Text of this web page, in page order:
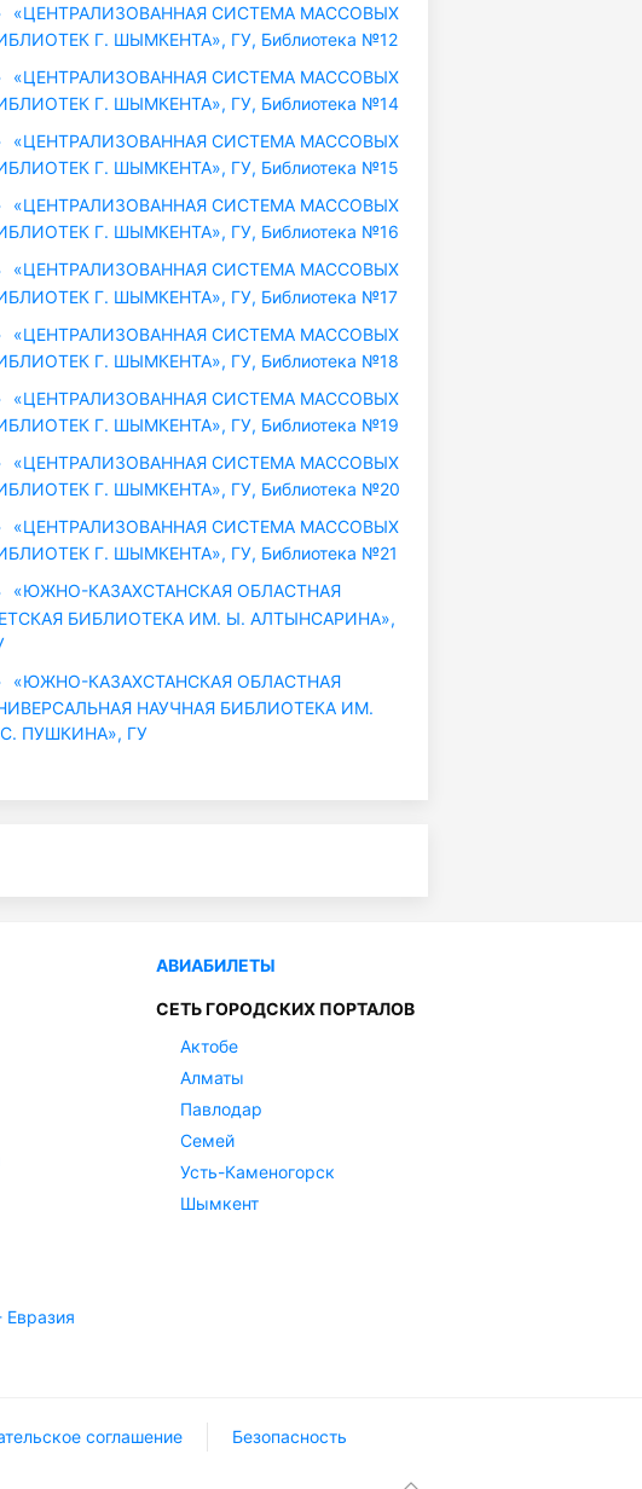
«ЦЕНТРАЛИЗОВАННАЯ СИСТЕМА МАССОВЫХ
Г. ШЫМКЕНТА», ГУ, Библиотека №12
«ЦЕНТРАЛИЗОВАННАЯ СИСТЕМА МАССОВЫХ
Г. ШЫМКЕНТА», ГУ, Библиотека №14
«ЦЕНТРАЛИЗОВАННАЯ СИСТЕМА МАССОВЫХ
Г. ШЫМКЕНТА», ГУ, Библиотека №15
«ЦЕНТРАЛИЗОВАННАЯ СИСТЕМА МАССОВЫХ
Г. ШЫМКЕНТА», ГУ, Библиотека №16
«ЦЕНТРАЛИЗОВАННАЯ СИСТЕМА МАССОВЫХ
Г. ШЫМКЕНТА», ГУ, Библиотека №17
«ЦЕНТРАЛИЗОВАННАЯ СИСТЕМА МАССОВЫХ
Г. ШЫМКЕНТА», ГУ, Библиотека №18
«ЦЕНТРАЛИЗОВАННАЯ СИСТЕМА МАССОВЫХ
Г. ШЫМКЕНТА», ГУ, Библиотека №19
«ЦЕНТРАЛИЗОВАННАЯ СИСТЕМА МАССОВЫХ
Г. ШЫМКЕНТА», ГУ, Библиотека №20
«ЦЕНТРАЛИЗОВАННАЯ СИСТЕМА МАССОВЫХ
Г. ШЫМКЕНТА», ГУ, Библиотека №21
«ЮЖНО-КАЗАХСТАНСКАЯ ОБЛАСТНАЯ
БИБЛИОТЕКА ИМ. Ы. АЛТЫНСАРИНА»,
«ЮЖНО-КАЗАХСТАНСКАЯ ОБЛАСТНАЯ
НАУЧНАЯ БИБЛИОТЕКА ИМ.
ПУШКИНА», ГУ
АВИАБИЛЕТЫ
СЕТЬ ГОРОДСКИХ ПОРТАЛОВ
Актобе
Алматы
Павлодар
Семей
Усть-Каменогорск
Шымкент
соглашение Безопасность